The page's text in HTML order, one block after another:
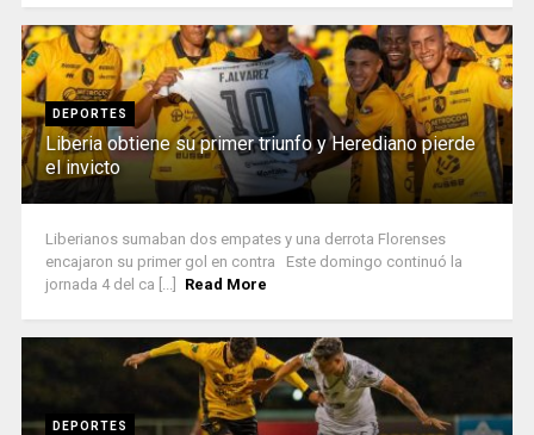
DEPORTES
Liberia obtiene su primer triunfo y Herediano pierde
el invicto
Liberianos sumaban dos empates y una derrota Florenses
encajaron su primer gol en contra Este domingo continuó la
jornada 4 del ca [...]
Read More
DEPORTES